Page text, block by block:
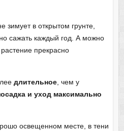
зимует в открытом грунте,
сажать каждый год. А можно
прекрасно
длительное, чем у
и уход максимально
освещенном месте, в тени